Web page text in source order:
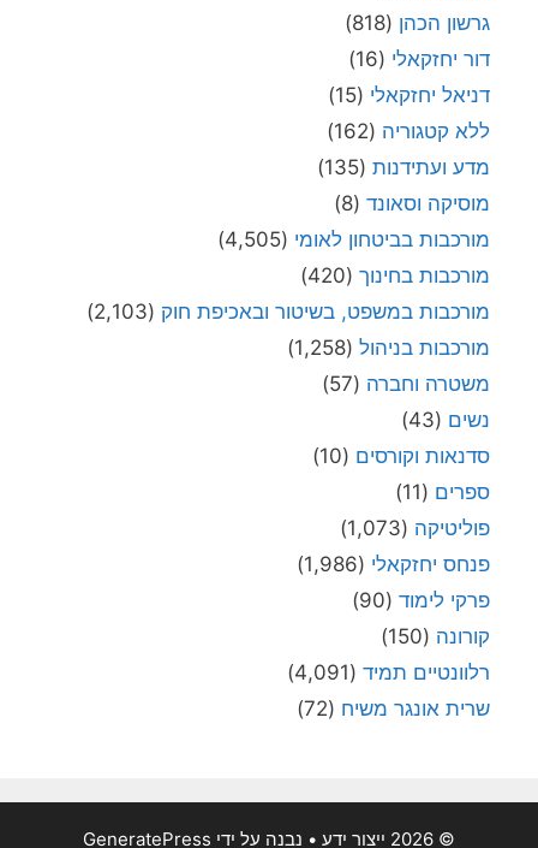
גרשון הכהן (818)
דור יחזקאלי (16)
דניאל יחזקאלי (15)
ללא קטגוריה (162)
מדע ועתידנות (135)
מוסיקה וסאונד (8)
מורכבות בביטחון לאומי (4,505)
מורכבות בחינוך (420)
מורכבות במשפט, בשיטור ובאכיפת חוק (2,103)
מורכבות בניהול (1,258)
משטרה וחברה (57)
נשים (43)
סדנאות וקורסים (10)
ספרים (11)
פוליטיקה (1,073)
פנחס יחזקאלי (1,986)
פרקי לימוד (90)
קורונה (150)
רלוונטיים תמיד (4,091)
שרית אונגר משיח (72)
© 2026 ייצור ידע • נבנה על ידי GeneratePress